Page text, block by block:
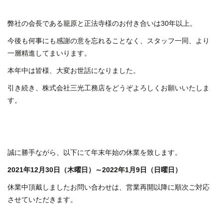
弊社の会長である籠原と正法寺様のお付き合いは30年以上。
今後も何事にも感謝の意を忘れることなく、スタッフ一同、より
一層精進してまいります。
本年中は皆様、大変お世話になりました。
引き続き、株式会社三光工務店をどうぞよろしくお願いいたしま
す。
誠に勝手ながら、以下にて年末年始の休業を致します。
2021年12月30日（木曜日）～2022年1月9日（日曜日）
休業中頂戴しましたお問い合わせは、営業再開以降に順次ご対応
させていただきます。